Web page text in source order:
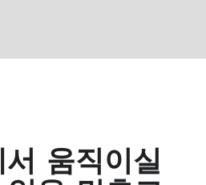
움직이실